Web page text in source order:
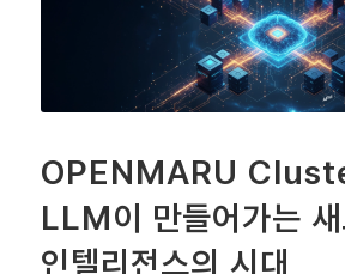
OPENMARU
LLM이 만들어가는 새
인텔리전스의 시대